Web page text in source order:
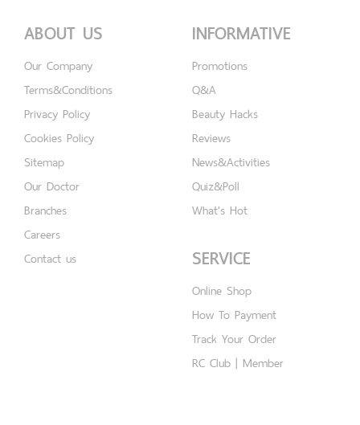
ABOUT US
Our Company
Terms&Conditions
Privacy Policy
Cookies Policy
Sitemap
Our Doctor
Branches
Careers
Contact us
INFORMATIVE
Promotions
Q&A
Beauty Hacks
Reviews
News&Activities
Quiz&Poll
What's Hot
SERVICE
Online Shop
How To Payment
Track Your Order
RC Club | Member